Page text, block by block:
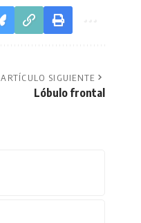
ARTÍCULO SIGUIENTE
Lóbulo frontal